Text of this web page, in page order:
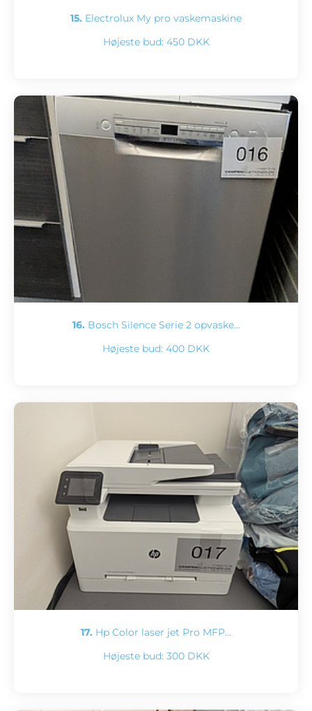
15. Electrolux My pro vaskemaskine
Højeste bud: 450 DKK
16. Bosch Silence Serie 2 opvaske…
Højeste bud: 400 DKK
17. Hp Color laser jet Pro MFP…
Højeste bud: 300 DKK